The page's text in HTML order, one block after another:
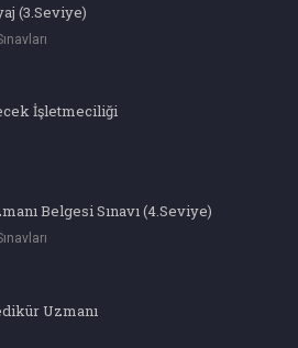
(3.Seviye)
İşletmeciliği
Belgesi Sınavı (4.Seviye)
Uzmanı